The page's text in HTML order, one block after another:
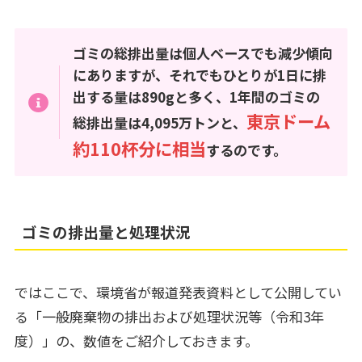
ゴミの総排出量は個人ベースでも減少傾向
にありますが、それでもひとりが1日に排
出する量は890gと多く、1年間のゴミの
総排出量は4,095万トンと、東京ドーム
約110杯分に相当するのです。
ゴミの排出量と処理状況
ではここで、環境省が報道発表資料として公開してい
る「一般廃棄物の排出および処理状況等（令和3年
度）」の、数値をご紹介しておきます。